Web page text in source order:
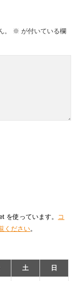
。 ※ が付いている欄
を使っています。
コ
ください。
土 日